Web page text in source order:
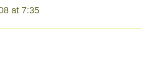
at 7:35